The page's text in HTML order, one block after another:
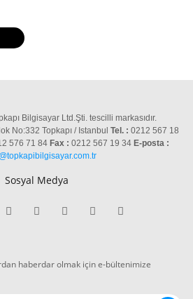
Bilgisayar Ltd.Şti. tescilli markasıdır.
No:332 Topkapı / Istanbul Tel. : 0212 567 18
576 71 84 Fax : 0212 567 19 34 E-posta :
Sosyal Medya
haberdar olmak için e-bültenimize